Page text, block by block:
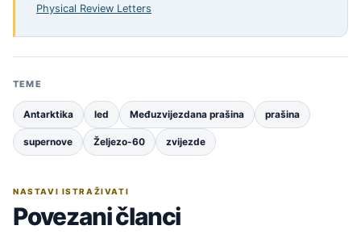
Physical Review Letters
TEME
Antarktika led Međuzvijezdana prašina prašina
supernove Željezo-60 zvijezde
NASTAVI ISTRAŽIVATI
Povezani članci